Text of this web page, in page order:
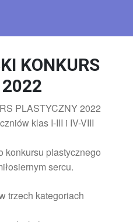
KONKURS
2022
PLASTYCZNY 2022
klas I-III i IV-VIII
konkursu plastycznego
sercu.
trzech kategoriach